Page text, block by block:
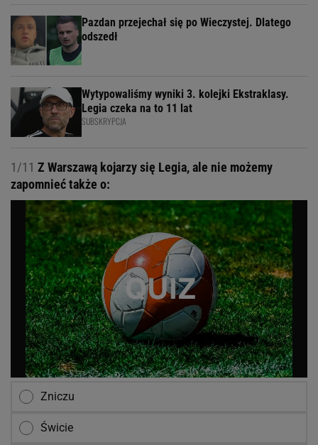
Pazdan przejechał się po Wieczystej. Dlatego
odszedł
Wytypowaliśmy wyniki 3. kolejki Ekstraklasy.
Legia czeka na to 11 lat
SUBSKRYPCJA
1/11 Z Warszawą kojarzy się Legia, ale nie możemy
zapomnieć także o:
Zniczu
Świcie